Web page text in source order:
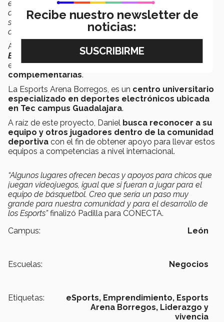
están el liderazgo, resiliencia, trabajo en equipo y
disciplina. Me atrevo a decir que probablemente con un
sentido de comunidad más fuerte que en otras
actividades deportivas” resaltó Patricia.
Además, el Tec de Monterrey ofrece la
Borregos
, la cual permite a los estudiantes capacitarse
en este nuevo deporte ydesarrollar habilidades
complementarias.
La Esports Arena Borregos, es un centro universitario
especializado en deportes electrónicos ubicada
en Tec campus Guadalajara.
A raíz de este proyecto, Daniel busca reconocer a su
equipo y otros jugadores dentro de la comunidad
deportiva con el fin de obtener apoyo para llevar estos
equipos a competencias a nivel internacional.
“Algunos lugares ofrecen becas y apoyos para chicos que
juegan videojuegos, igual que si fueran a jugar para el
equipo de básquetbol. Creo que sería un paso muy
grande para nuestra comunidad y para el desarrollo de
los Esports”finalizó Padilla para CONECTA.
Campus:
León
Escuelas: Negocios
Etiquetas: eSports, Emprendimiento, Esports
Arena Borregos, Liderazgo y
vivencia
Recibe nuestro newsletter de
noticias: